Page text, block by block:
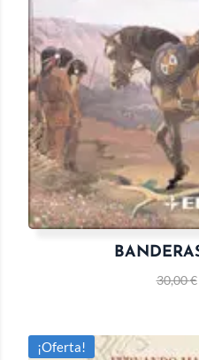
30,00€
¡Oferta!